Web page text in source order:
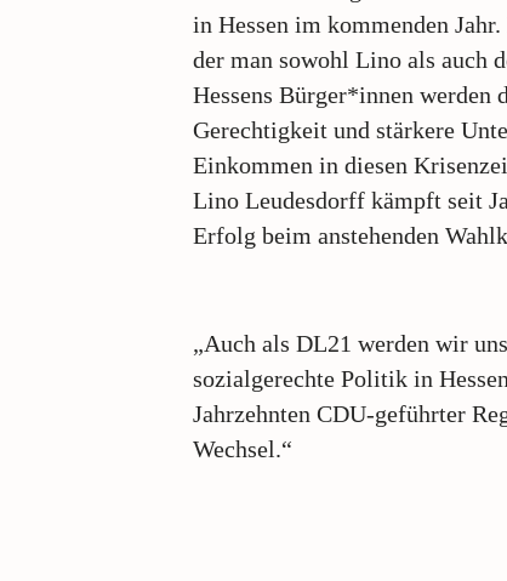
in Hessen im kommenden
der man sowohl Lino als auch
Hessens Bürger*innen werden
Gerechtigkeit und stärkere
Einkommen in diesen
Lino Leudesdorff kämpft seit
Erfolg beim anstehenden
„Auch als DL21 werden wir
sozialgerechte Politik in
Jahrzehnten CDU-geführter
Wechsel.“